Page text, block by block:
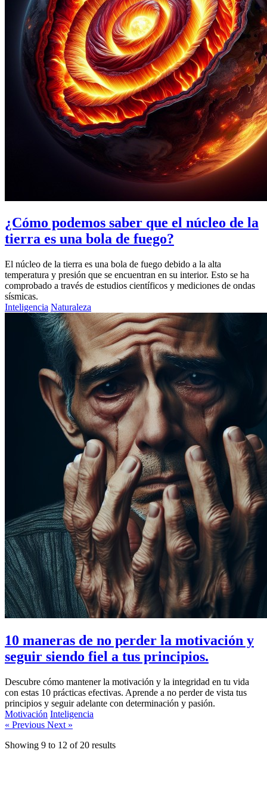
¿Cómo podemos saber que el núcleo de la
tierra es una bola de fuego?
El núcleo de la tierra es una bola de fuego debido a la alta
temperatura y presión que se encuentran en su interior. Esto se ha
comprobado a través de estudios científicos y mediciones de ondas
sísmicas.
Inteligencia Naturaleza
10 maneras de no perder la motivación y
seguir siendo fiel a tus principios.
Descubre cómo mantener la motivación y la integridad en tu vida
con estas 10 prácticas efectivas. Aprende a no perder de vista tus
principios y seguir adelante con determinación y pasión.
Motivación Inteligencia
« Previous Next »
Showing 9 to 12 of 20 results